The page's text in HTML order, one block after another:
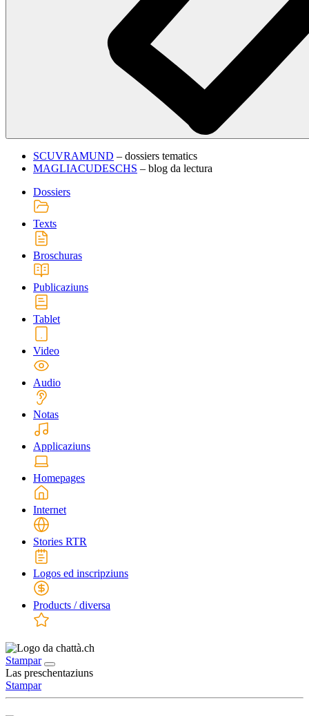
SCUVRAMUND – dossiers tematics
MAGLIACUDESCHS – blog da lectura
Dossiers
Texts
Broschuras
Publicaziuns
Tablet
Video
Audio
Notas
Applicaziuns
Homepages
Internet
Stories RTR
Logos ed inscripziuns
Products / diversa
Stampar
Las preschentaziuns
Stampar